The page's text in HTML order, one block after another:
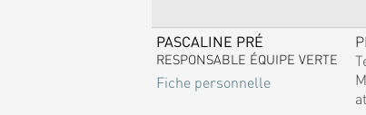
PASCALINE PRÉ
RESPONSABLE ÉQUIPE VERTE
Fiche personnelle